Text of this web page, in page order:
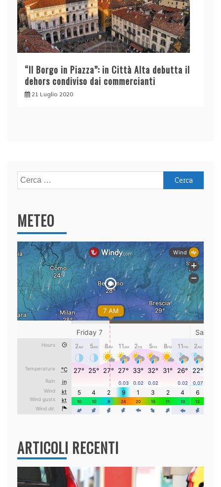
“Il Borgo in Piazza”: in Città Alta debutta il
dehors condiviso dai commercianti
21 Luglio 2020
Ricerca
per:
METEO
ARTICOLI RECENTI